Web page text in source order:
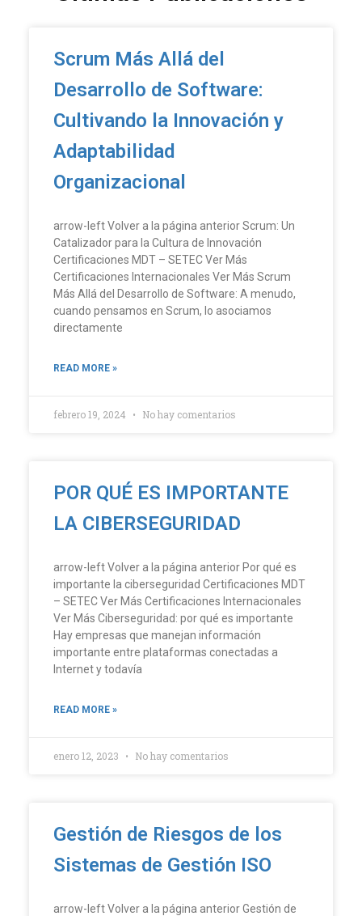
Scrum Más Allá del
Desarrollo de Software:
Cultivando la Innovación y
Adaptabilidad
Organizacional
arrow-left Volver a la página anterior Scrum: Un
Catalizador para la Cultura de Innovación
Certificaciones MDT – SETEC Ver Más
Certificaciones Internacionales Ver Más Scrum
Más Allá del Desarrollo de Software: A menudo,
cuando pensamos en Scrum, lo asociamos
directamente
READ MORE »
febrero 19, 2024 No hay comentarios
POR QUÉ ES IMPORTANTE
LA CIBERSEGURIDAD
arrow-left Volver a la página anterior Por qué es
importante la ciberseguridad Certificaciones MDT
– SETEC Ver Más Certificaciones Internacionales
Ver Más Ciberseguridad: por qué es importante
Hay empresas que manejan información
importante entre plataformas conectadas a
Internet y todavía
READ MORE »
enero 12, 2023 No hay comentarios
Gestión de Riesgos de los
Sistemas de Gestión ISO
arrow-left Volver a la página anterior Gestión de